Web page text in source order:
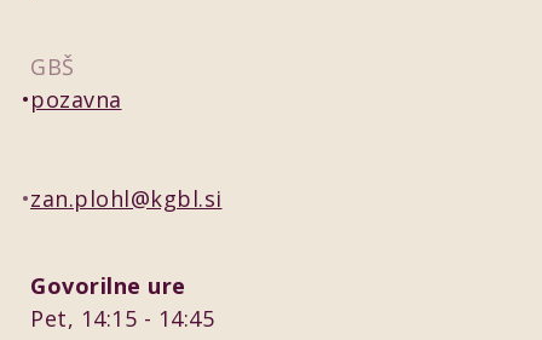
GBŠ
pozavna
zan.plohl@kgbl.si
Govorilne ure
Pet, 14:15 - 14:45